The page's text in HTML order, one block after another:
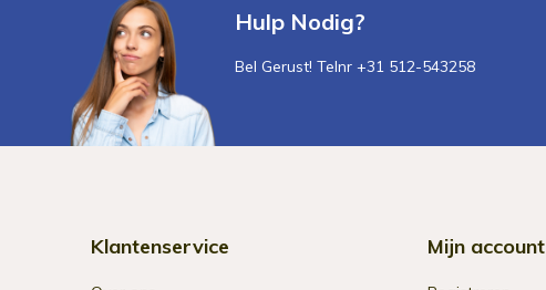
Hulp Nodig?
Bel Gerust! Telnr +31 512-543258
Klantenservice Mijn account